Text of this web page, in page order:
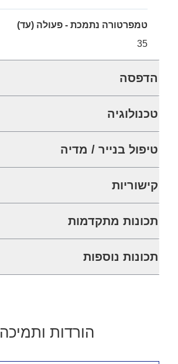
טמפרטורה נתמכת - פעולה (עד)
35
הדפסה
טכנולוגיה
טיפול בנייר / מדיה
קישוריות
תכונות מתקדמות
תכונות נוספות
הורדות ותמיכה